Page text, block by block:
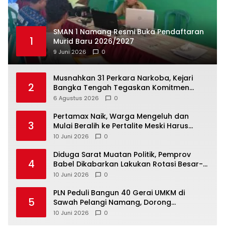
1
SMAN 1 Namang Resmi Buka Pendaftaran
Murid Baru 2026/2027
9 Juni 2026 0
2
Musnahkan 31 Perkara Narkoba, Kejari
Bangka Tengah Tegaskan Komitmen
Berantas Kejahatan Hingga Tuntas
6 Agustus 2026 0
3
‎Pertamax Naik, Warga Mengeluh dan
Mulai Beralih ke Pertalite Meski Harus
10 Juni 2026 0
4
‎Diduga Sarat Muatan Politik, Pemprov
Babel Dikabarkan Lakukan Rotasi Besar-
10 Juni 2026 0
5
‎PLN Peduli Bangun 40 Gerai UMKM di
Sawah Pelangi Namang, Dorong
10 Juni 2026 0